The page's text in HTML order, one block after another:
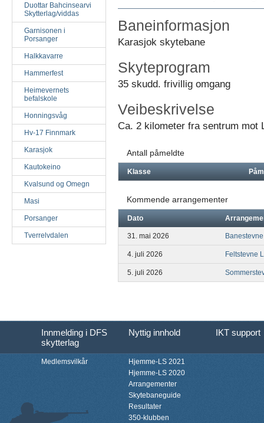
Duottar Bahcinsearvi
Skytterlag/viddas
Garnisonen i
Porsanger
Halkkavarre
Hammerfest
Heimevernets
befalskole
Honningsvåg
Hv-17 Finnmark
Karasjok
Kautokeino
Kvalsund og Omegn
Masi
Porsanger
Tverrelvdalen
Baneinformasjon
Karasjok skytebane
Skyteprogram
35 skudd. frivillig omgang
Veibeskrivelse
Ca. 2 kilometer fra sentrum mot
Antall påmeldte
Klasse
Kommende arrangementer
Dato
31. mai 2026
4. juli 2026 Feltstevne
5. juli 2026
Innmelding i DFS
skytterlag
Nyttig innhold IKT support
Medlemsvilkår
Hjemme-LS 2021
Hjemme-LS 2020
Arrangementer
Skytebaneguide
Resultater
350-klubben